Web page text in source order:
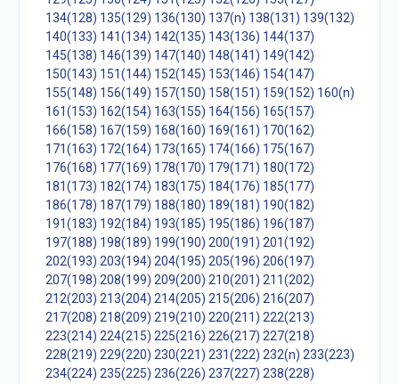
134(128) 135(129) 136(130) 137(n) 138(131) 139(132)
140(133) 141(134) 142(135) 143(136) 144(137)
145(138) 146(139) 147(140) 148(141) 149(142)
150(143) 151(144) 152(145) 153(146) 154(147)
155(148) 156(149) 157(150) 158(151) 159(152) 160(n)
161(153) 162(154) 163(155) 164(156) 165(157)
166(158) 167(159) 168(160) 169(161) 170(162)
171(163) 172(164) 173(165) 174(166) 175(167)
176(168) 177(169) 178(170) 179(171) 180(172)
181(173) 182(174) 183(175) 184(176) 185(177)
186(178) 187(179) 188(180) 189(181) 190(182)
191(183) 192(184) 193(185) 195(186) 196(187)
197(188) 198(189) 199(190) 200(191) 201(192)
202(193) 203(194) 204(195) 205(196) 206(197)
207(198) 208(199) 209(200) 210(201) 211(202)
212(203) 213(204) 214(205) 215(206) 216(207)
217(208) 218(209) 219(210) 220(211) 222(213)
223(214) 224(215) 225(216) 226(217) 227(218)
228(219) 229(220) 230(221) 231(222) 232(n) 233(223)
234(224) 235(225) 236(226) 237(227) 238(228)